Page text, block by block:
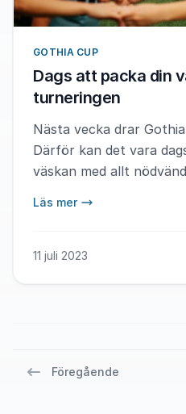
GOTHIA CUP
Dags att packa din
turneringen
Nästa vecka drar
Därför kan det vara
väskan med allt
Läs mer
11 juli 2023
Föregående